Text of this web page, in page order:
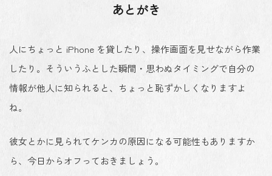
あとがき
人にちょっと iPhone を貸したり、操作画面を見せながら作業
したり。そういうふとした瞬間・思わぬタイミングで自分の
情報が他人に知られると、ちょっと恥ずかしくなりますよ
ね。
彼女とかに見られてケンカの原因になる可能性もありますか
ら、今日からオフっておきましょう。